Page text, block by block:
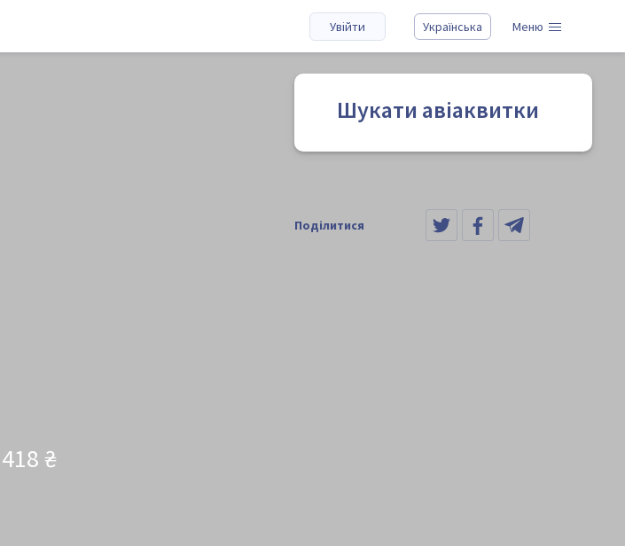
Увійти Українська Меню
₴
Шукати авіаквитки
Поділитися